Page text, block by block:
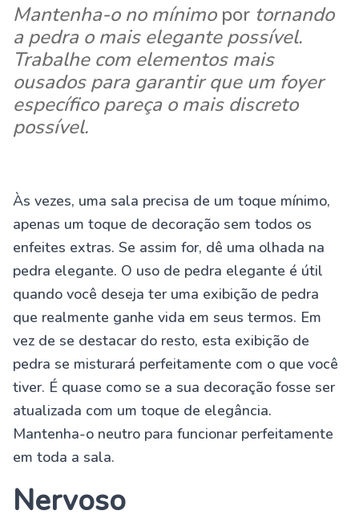
Mantenha-o no mínimo por tornando
a pedra o mais elegante possível.
Trabalhe com elementos mais
ousados ​​para garantir que um foyer
específico pareça o mais discreto
possível.
Às vezes, uma sala precisa de um toque mínimo,
apenas um toque de decoração sem todos os
enfeites extras. Se assim for, dê uma olhada na
pedra elegante. O uso de pedra elegante é útil
quando você deseja ter uma exibição de pedra
que realmente ganhe vida em seus termos. Em
vez de se destacar do resto, esta exibição de
pedra se misturará perfeitamente com o que você
tiver. É quase como se a sua decoração fosse ser
atualizada com um toque de elegância.
Mantenha-o neutro para funcionar perfeitamente
em toda a sala.
Nervoso